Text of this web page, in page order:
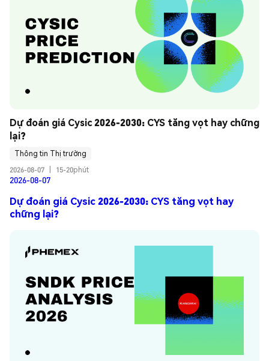
Dự đoán giá Cysic 2026-2030: CYS tăng vọt hay chững
lại?
Thông tin Thị trường
2026-08-07
15-20phút
2026-08-07
Dự đoán giá Cysic 2026-2030: CYS tăng vọt hay
chững lại?